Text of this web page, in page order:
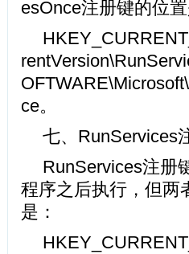
esOnce注册键的位置
ce。
七、RunServices
RunServices注册
程序之后执行，但两
是：